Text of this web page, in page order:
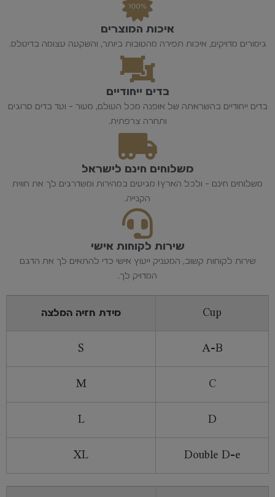
איכות המוצרים
גימורים מדויקים, איכות תפירה מהטובות ביותר, והשקעה עצומה בדיטלס.
בדים ייחודיים
בדים ייחודיים בהשראתה של אופנה מכל העולם, מעור - ועד בדים סרוגים
ותחרה צרפתית.
משלוחים חינם לישראל
משלוחים חינם - ולכל הארץ! מגיעים במהירות ומשדרגים לך את חווית
הקנייה.
שירות לקוחות אישי
שירות לקוחות קשוב, המעניק ייעוץ אישי כדי להתאים לך את הדגם
המדויק לך.
Cup מידת חזיה המלצה
A-B
S
C
M
D
L
Double D-e
XL